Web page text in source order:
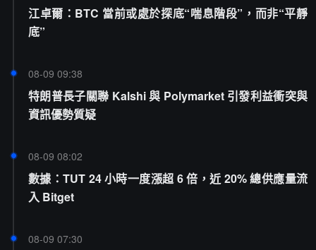
江卓爾：BTC 當前或處於探底“喘息階段”，而非“平靜
底”
08-09 09:38
特朗普長子關聯 Kalshi 與 Polymarket 引發利益衝突與
資訊優勢質疑
08-09 08:02
數據：TUT 24 小時一度漲超 6 倍，近 20% 總供應量流
入 Bitget
08-09 07:30